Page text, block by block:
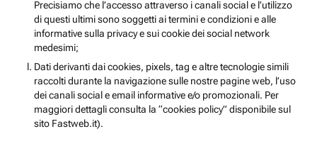
Precisiamo che l’accesso attraverso i canali social e l’utilizzo
di questi ultimi sono soggetti ai termini e condizioni e alle
informative sulla privacy e sui cookie dei social network
medesimi;
Dati derivanti dai cookies, pixels, tag e altre tecnologie simili
raccolti durante la navigazione sulle nostre pagine web, l’uso
dei canali social e email informative e/o promozionali. Per
maggiori dettagli consulta la “cookies policy” disponibile sul
sito Fastweb.it).